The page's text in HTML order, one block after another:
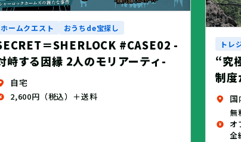
ホームクエスト おうちde宝探し
＝SHERLOCK #CASE02 -
峙する因縁 2人のモリアーティ-
自宅
2,600円（税込）＋送料
トレ
“究
制度
無
オ
全